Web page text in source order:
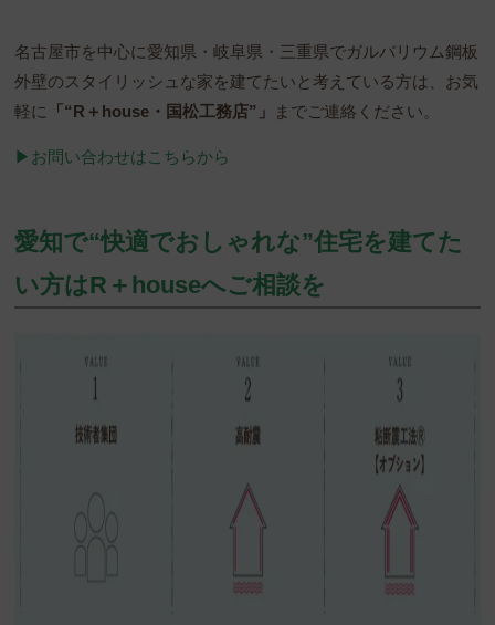
名古屋市を中心に愛知県・岐阜県・三重県でガルバリウム鋼板
外壁のスタイリッシュな家を建てたいと考えている方は、お気
軽に
「“R＋house・国松工務店”」 までご連絡ください。
▶︎お問い合わせはこちらから
愛知で“快適でおしゃれな”住宅を建てた
い方はR＋houseへご相談を